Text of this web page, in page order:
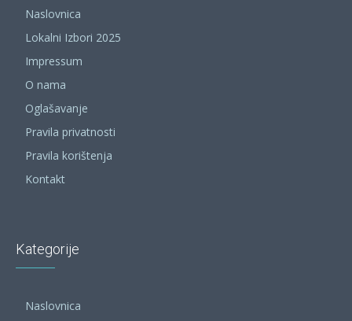
Naslovnica
Lokalni Izbori 2025
Impressum
O nama
Oglašavanje
Pravila privatnosti
Pravila korištenja
Kontakt
Kategorije
Naslovnica